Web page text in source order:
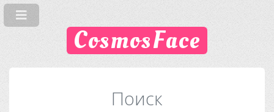
CosmosFace
Поиск